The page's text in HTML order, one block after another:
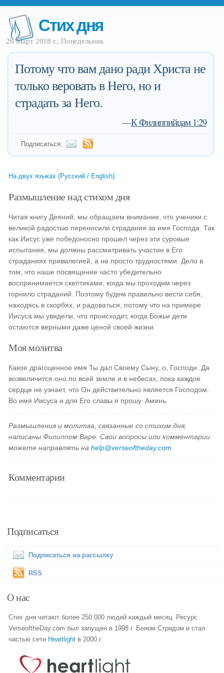
Стих дня
26 Март 2018 г., Понедельник
Потому что вам дано ради Христа не
только веровать в Него, но и
страдать за Него.
—К Филиппийцам 1:29
Подписаться:
На двух языках (Русский / English)
Размышление над стихом дня
Читая книгу Деяний, мы обращаем внимание, что ученики с
великой радостью переносили страдания за имя Господа. Так
как Иисус уже победоносно прошел через эти суровые
испытания, мы должны рассматривать участие в Его
страданиях привилегией, а не просто трудностями. Дело в
том, что наше посвящение часто убедительно
воспринимается скептиками, когда мы проходим через
горнило страданий. Поэтому будем правильно вести себя,
находясь в скорбях, и радоваться, потому что на примере
Иисуса мы увидели, что происходит, когда Божьи дети
остаются верными даже ценой своей жизни.
Моя молитва
Какое драгоценное имя Ты дал Своему Сыну, о, Господи. Да
возвеличится оно по всей земле и в небесах, пока каждое
сердце не узнает, что Он действительно является Господом.
Во имя Иисуса и для Его славы я прошу. Аминь.
Размышления и молитва, связанные со стихом дня,
написаны Филиппом Варе. Свои вопросы или комментарии
можете направлять наhelp@verseoftheday.com
Комментарии
Подписаться
Подписаться на рассылку
RSS
О нас
Стих дня читают более 250 000 людей каждый месяц. Ресурс
VerseoftheDay.com был запущен в 1998 г. Беном Стридом и стал
частью сети Heartlight в 2000 г.